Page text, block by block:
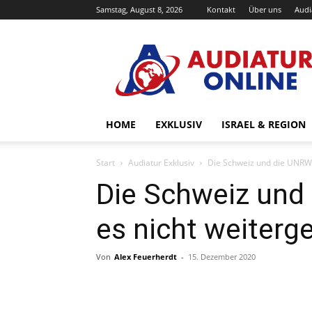
Samstag, August 8, 2026 Kontakt Über uns
Online
HOME EXKLUSIV ISRAEL & REGION
Start Audiatur Exklusiv Die Schweiz und die
Die Schweiz
es nicht
Von Alex Feuerherdt - 15. Dezember 2020